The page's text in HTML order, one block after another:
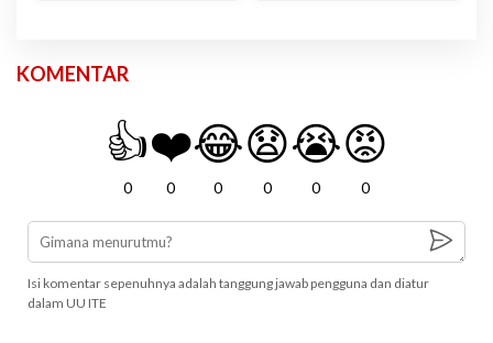
KOMENTAR
👍
0
❤️
0
😂
0
😧
0
😭
0
😡
0
Isi komentar sepenuhnya adalah tanggung jawab pengguna dan diatur
dalam UU ITE